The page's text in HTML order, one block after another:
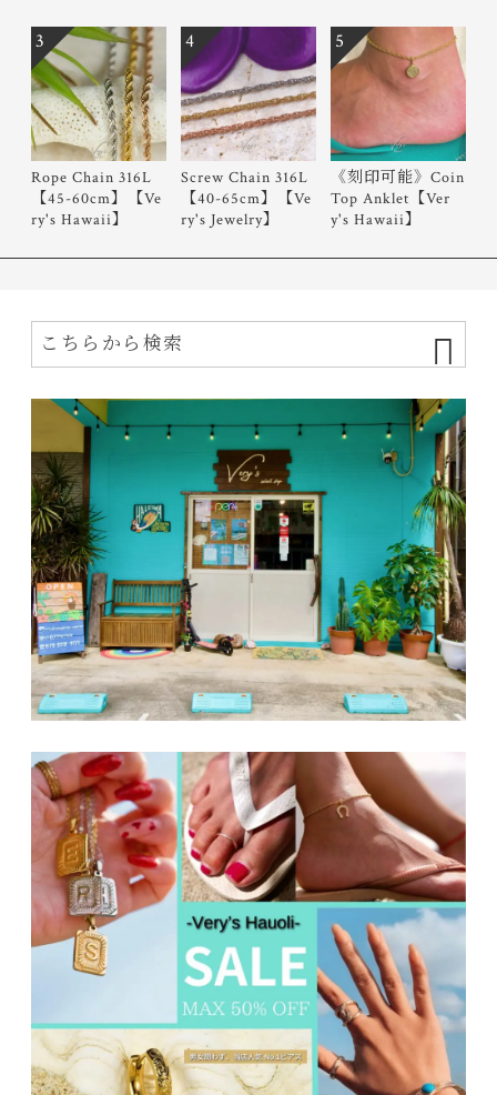
Rope Chain 316L
【45-60cm】【Ve
ry's Hawaii】
3
Screw Chain 316L
【40-65cm】【Ve
ry's Jewelry】
4
《刻印可能》Coin
Top Anklet【Ver
y's Hawaii】
5